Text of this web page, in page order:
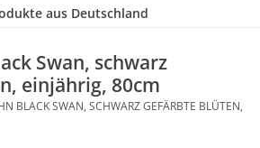
aus Deutschland
Swan, schwarz
einjährig, 80cm
BLACK SWAN, SCHWARZ GEFÄRBTE BLÜTEN,